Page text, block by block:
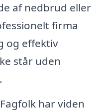
af nedbrud eller
firma
og effektiv
står uden
Fagfolk har viden